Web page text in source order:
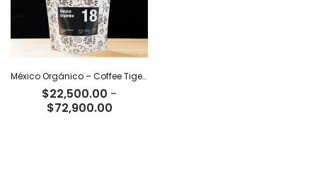
México Orgánico – Coffee Tiger Co
$22,500.00 -
$72,900.00Rango